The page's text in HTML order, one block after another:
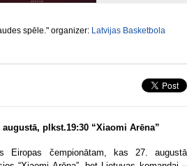
spēle." organizer: Latvijas Basketbola
plkst.19:30 “Xiaomi Arēna”
Eiropas čempionātam, kas 27. augustā